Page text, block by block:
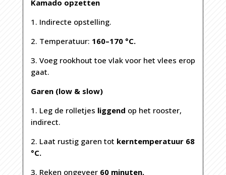
Kamado opzetten
1. Indirecte opstelling.
2. Temperatuur: 160–170 °C.
3. Voeg rookhout toe vlak voor het vlees erop
gaat.
Garen (low & slow)
1. Leg de rolletjes liggend op het rooster,
indirect.
2. Laat rustig garen tot kerntemperatuur 68
°C.
3. Reken ongeveer 60 minuten.